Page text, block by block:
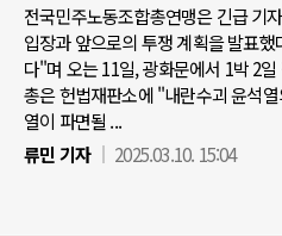
전국민주노동조합총연맹은 긴급 기
입장과 앞으로의 투쟁 계획을 발표
다"며 오는 11일, 광화문에서 1박 2
총은 헌법재판소에 "내란수괴 윤석
열이 파면될 ...
류민 기자
2025.03.10. 15:04